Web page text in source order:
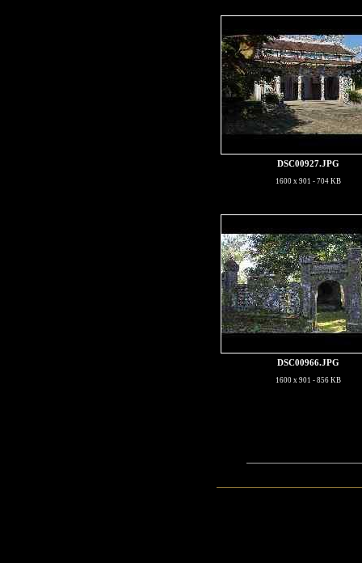
DSC00927.JPG
1600 x 901 - 704 KB
DSC00966.JPG
1600 x 901 - 856 KB